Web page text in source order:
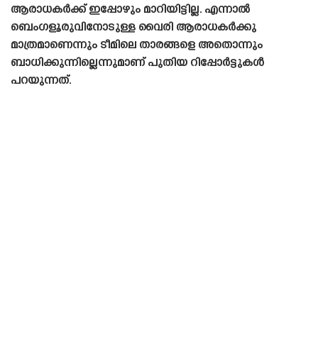
ആരാധകർക്ക് ഇപ്പോഴും മാറിയിട്ടില്ല. എന്നാൽ
ബെംഗളൂരുവിനോടുള്ള വൈരി ആരാധകർക്കു
മാത്രമാണെന്നും ടീമിലെ താരങ്ങളെ അതൊന്നും
ബാധിക്കുന്നില്ലെന്നുമാണ് പുതിയ റിപ്പോർട്ടുകൾ
പറയുന്നത്.